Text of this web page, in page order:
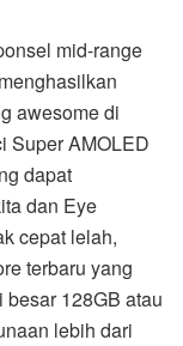
mid-range
awesome di
Super AMOLED
dapat
dan Eye
cepat lelah,
terbaru yang
128GB atau
lebih dari